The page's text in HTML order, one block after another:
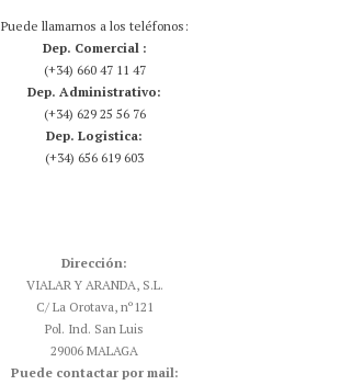
Puede llamarnos a los teléfonos:
Dep. Comercial :
(+34) 660 47 11 47
Dep. Administrativo:
(+34) 629 25 56 76
Dep. Logistica:
(+34) 656 619 603
Dirección:
VIALAR Y ARANDA, S.L.
C/ La Orotava, nº121
Pol. Ind. San Luis
29006 MALAGA
Puede contactar por mail: